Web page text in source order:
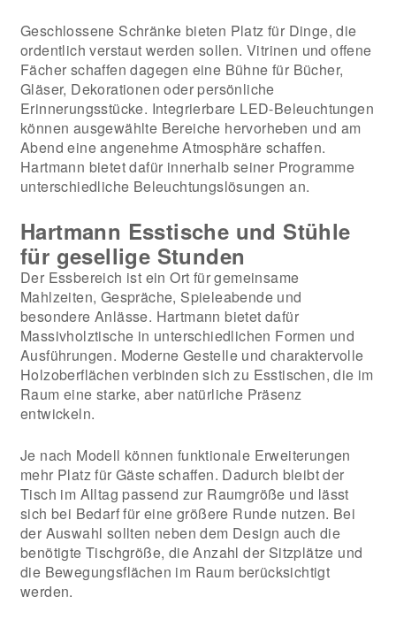
Geschlossene Schränke bieten Platz für Dinge, die
ordentlich verstaut werden sollen. Vitrinen und offene
Fächer schaffen dagegen eine Bühne für Bücher,
Gläser, Dekorationen oder persönliche
Erinnerungsstücke. Integrierbare LED-Beleuchtungen
können ausgewählte Bereiche hervorheben und am
Abend eine angenehme Atmosphäre schaffen.
Hartmann bietet dafür innerhalb seiner Programme
unterschiedliche Beleuchtungslösungen an.
Hartmann Esstische und Stühle
für gesellige Stunden
Der Essbereich ist ein Ort für gemeinsame
Mahlzeiten, Gespräche, Spieleabende und
besondere Anlässe. Hartmann bietet dafür
Massivholztische in unterschiedlichen Formen und
Ausführungen. Moderne Gestelle und charaktervolle
Holzoberflächen verbinden sich zu Esstischen, die im
Raum eine starke, aber natürliche Präsenz
entwickeln.
Je nach Modell können funktionale Erweiterungen
mehr Platz für Gäste schaffen. Dadurch bleibt der
Tisch im Alltag passend zur Raumgröße und lässt
sich bei Bedarf für eine größere Runde nutzen. Bei
der Auswahl sollten neben dem Design auch die
benötigte Tischgröße, die Anzahl der Sitzplätze und
die Bewegungsflächen im Raum berücksichtigt
werden.